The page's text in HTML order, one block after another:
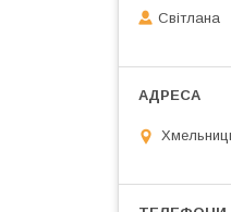
Світлана